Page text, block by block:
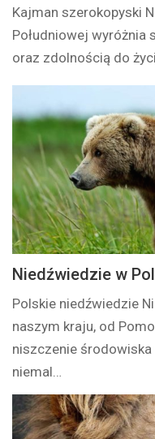
Kajman szerokopyski
Południowej wyróżnia
oraz zdolnością do
Niedźwiedzie w
Polskie niedźwiedzie
naszym kraju, od
niszczenie środowiska
niemal…